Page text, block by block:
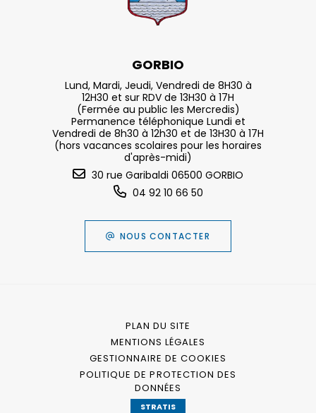
GORBIO
Lund, Mardi, Jeudi, Vendredi de 8H30 à
12H30 et sur RDV de 13H30 à 17H
(Fermée au public les Mercredis)
Permanence téléphonique Lundi et
Vendredi de 8h30 à 12h30 et de 13H30 à 17H
(hors vacances scolaires pour les horaires
d'après-midi)
30 rue Garibaldi 06500 GORBIO
04 92 10 66 50
NOUS CONTACTER
PLAN DU SITE
MENTIONS LÉGALES
GESTIONNAIRE DE COOKIES
POLITIQUE DE PROTECTION DES
DONNÉES
STRATIS